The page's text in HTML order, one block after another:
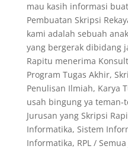
mau kasih informasi
Pembuatan Skripsi
kami adalah sebuah
yang bergerak dibidang
Rapitu menerima
Program Tugas Akhir,
Penulisan Ilmiah, Karya
usah bingung ya teman-
Jurusan yang Skripsi
Informatika, Sistem
Informatika, RPL /